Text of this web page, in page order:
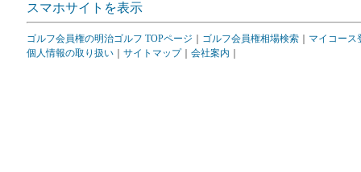
スマホサイトを表示
ゴルフ会員権の明治ゴルフ TOPページ ゴルフ会員権相場検索
マイコース
個人情報の取り扱い
サイトマップ｜ 会社案内